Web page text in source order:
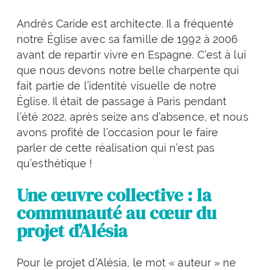
Andrés Caride est architecte. Il a fréquenté
notre Église avec sa famille de 1992 à 2006
avant de repartir vivre en Espagne. C’est à lui
que nous devons notre belle charpente qui
fait partie de l’identité visuelle de notre
Église. Il était de passage à Paris pendant
l’été 2022, après seize ans d’absence, et nous
avons profité de l’occasion pour le faire
parler de cette réalisation qui n’est pas
qu’esthétique !
Une œuvre collective : la
communauté au cœur du
projet d’Alésia
Pour le projet d’Alésia, le mot « auteur » ne